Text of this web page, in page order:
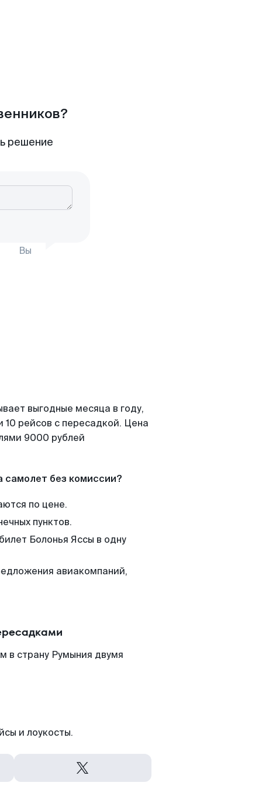
решение
Вы
выгодные месяца в году,
рейсов с пересадкой. Цена
9000 рублей
самолет без комиссии?
по цене.
пунктов.
Болонья Яссы в одну
авиакомпаний,
в страну Румыния двумя
и лоукосты.